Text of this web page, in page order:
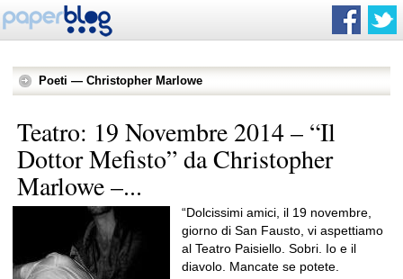
Poeti — Christopher Marlowe
Teatro: 19 Novembre 2014 – “Il
Dottor Mefisto” da Christopher
Marlowe –...
“Dolcissimi amici, il 19 novembre,
giorno di San Fausto, vi aspettiamo
al Teatro Paisiello. Sobri. Io e il
diavolo. Mancate se potete.